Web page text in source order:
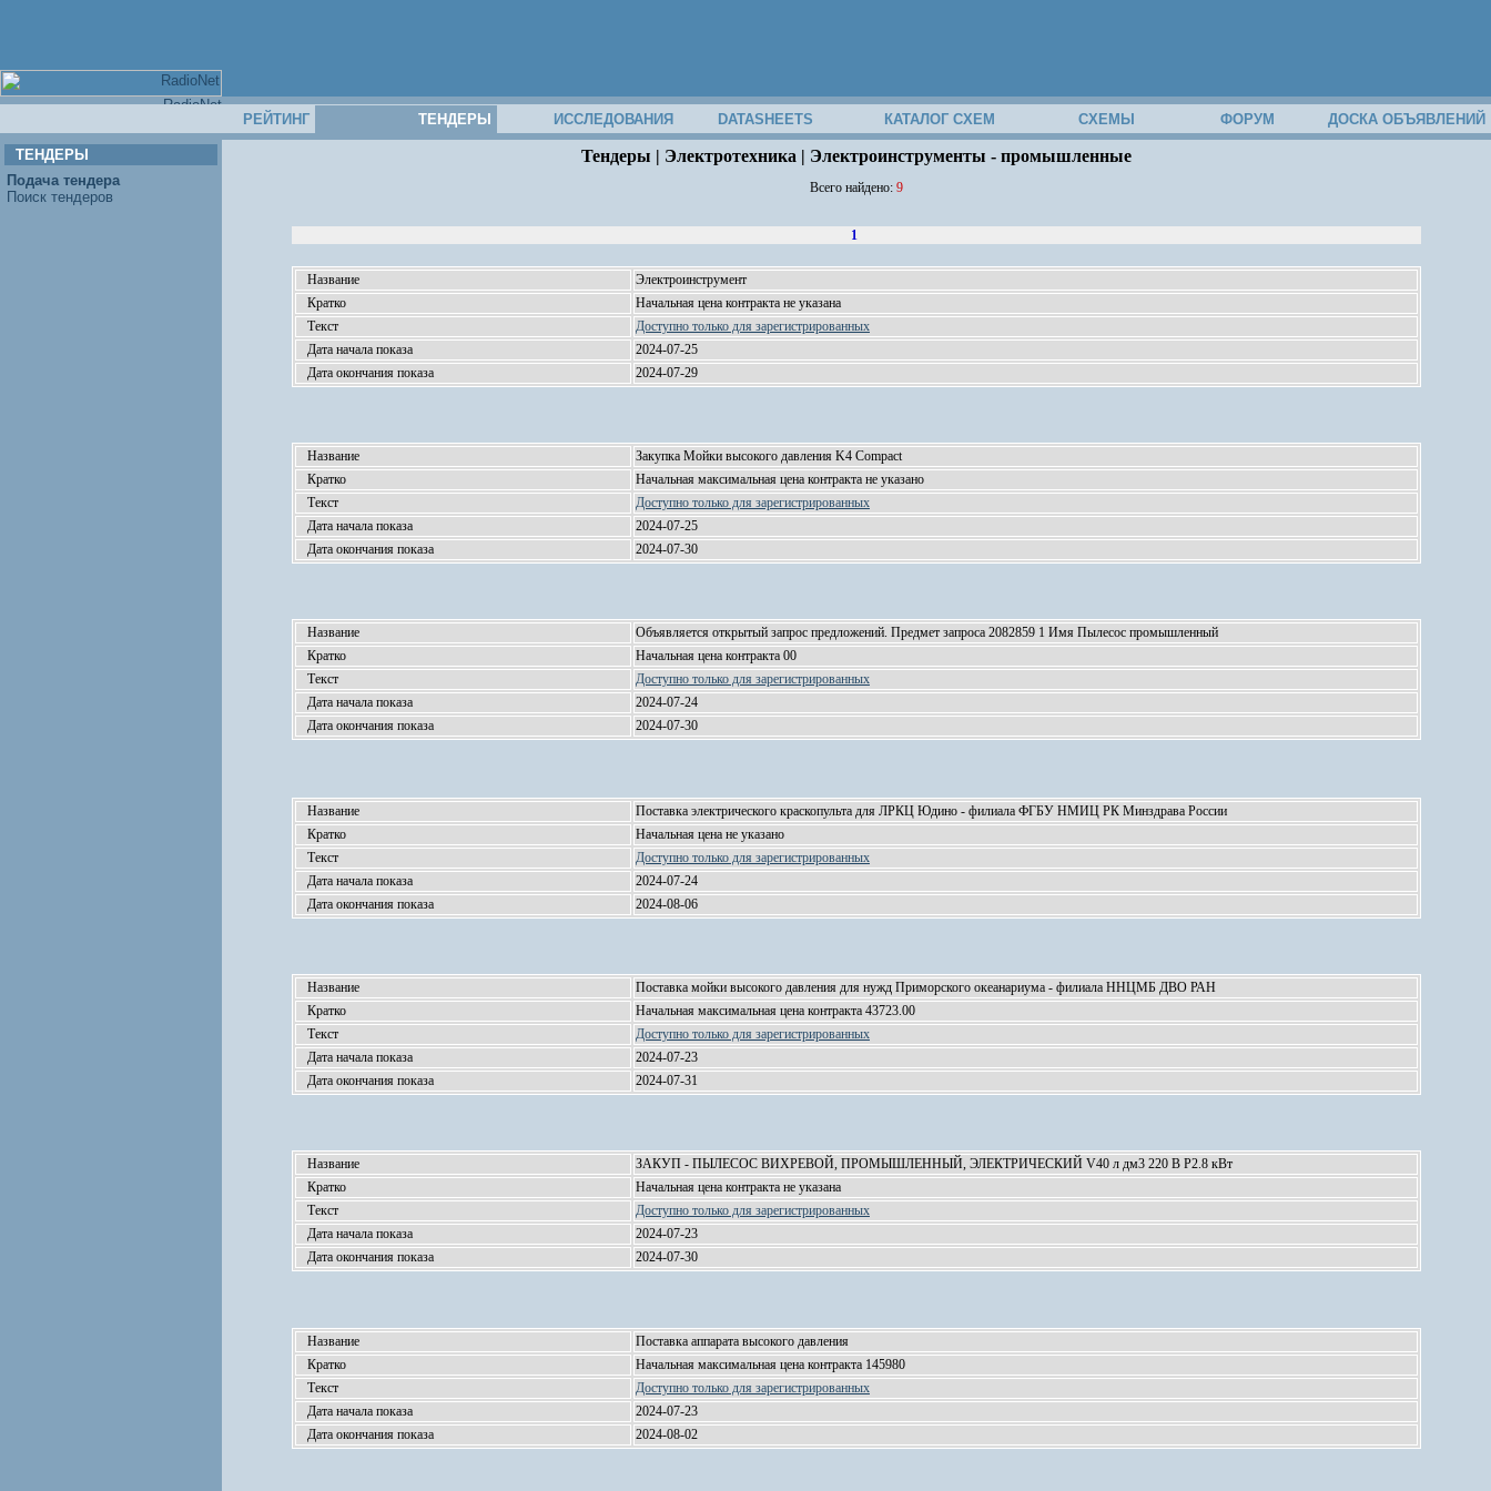
РЕЙТИНГ ТЕНДЕРЫ ИССЛЕДОВАНИЯ DATASHEETS КАТАЛОГ СХЕМ СХЕМЫ ФОРУМ ДОСКА ОБЪЯВЛЕНИЙ
ТЕНДЕРЫ
Подача тендера
Поиск тендеров
Тендеры | Электротехника | Электроинструменты - промышленные
Всего найдено: 9
1
Название
Электроинструмент
Кратко
Начальная цена контракта не указана
Текст
Доступно только для зарегистрированных
Дата начала показа
2024-07-25
Дата окончания показа
2024-07-29
Название
Закупка Мойки высокого давления K4 Compact
Кратко
Начальная максимальная цена контракта не указано
Текст
Доступно только для зарегистрированных
Дата начала показа
2024-07-25
Дата окончания показа
2024-07-30
Название
Объявляется открытый запрос предложений. Предмет запроса 2082859 1 Имя Пылесос промышленный
Кратко
Начальная цена контракта 00
Текст
Доступно только для зарегистрированных
Дата начала показа
2024-07-24
Дата окончания показа
2024-07-30
Название
Поставка электрического краскопульта для ЛРКЦ Юдино - филиала ФГБУ НМИЦ РК Минздрава России
Кратко
Начальная цена не указано
Текст
Доступно только для зарегистрированных
Дата начала показа
2024-07-24
Дата окончания показа
2024-08-06
Название
Поставка мойки высокого давления для нужд Приморского океанариума - филиала ННЦМБ ДВО РАН
Кратко
Начальная максимальная цена контракта 43723.00
Текст
Доступно только для зарегистрированных
Дата начала показа
2024-07-23
Дата окончания показа
2024-07-31
Название
ЗАКУП - ПЫЛЕСОС ВИХРЕВОЙ, ПРОМЫШЛЕННЫЙ, ЭЛЕКТРИЧЕСКИЙ V40 л дм3 220 В Р2.8 кВт
Кратко
Начальная цена контракта не указана
Текст
Доступно только для зарегистрированных
Дата начала показа
2024-07-23
Дата окончания показа
2024-07-30
Название
Поставка аппарата высокого давления
Кратко
Начальная максимальная цена контракта 145980
Текст
Доступно только для зарегистрированных
Дата начала показа
2024-07-23
Дата окончания показа
2024-08-02